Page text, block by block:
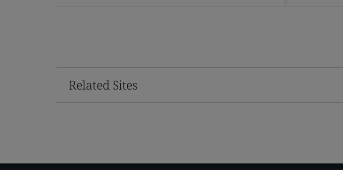
Related Sites